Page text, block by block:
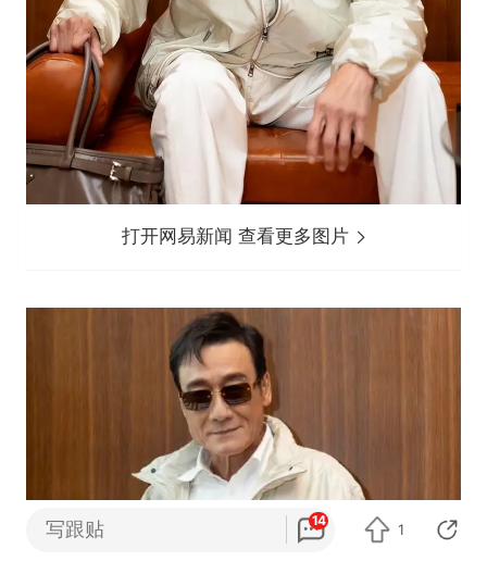
打开网易新闻 查看更多图片
写跟贴 14
1